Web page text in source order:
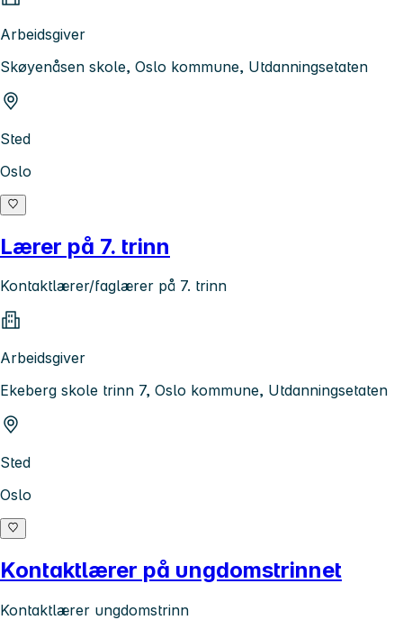
Arbeidsgiver
Skøyenåsen skole, Oslo kommune, Utdanningsetaten
Sted
Oslo
Lærer på 7. trinn
Kontaktlærer/faglærer på 7. trinn
Arbeidsgiver
Ekeberg skole trinn 7, Oslo kommune, Utdanningsetaten
Sted
Oslo
Kontaktlærer på ungdomstrinnet
Kontaktlærer ungdomstrinn